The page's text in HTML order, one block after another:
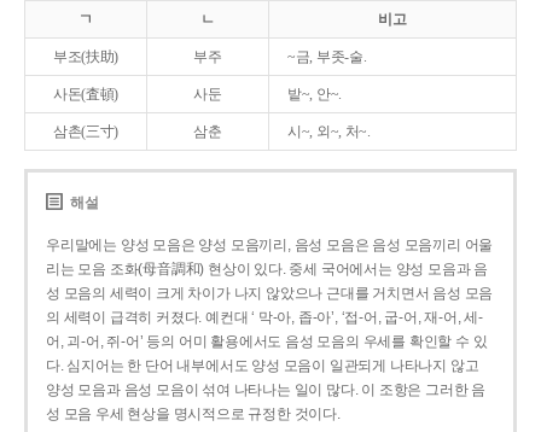
ㄱ ㄴ 비고
부조(扶助) 부주 ~금, 부좃-술.
사돈(査頓) 사둔 밭~, 안~.
삼촌(三寸) 삼춘 시~, 외~, 처~.
해설
우리말에는 양성 모음은 양성 모음끼리, 음성 모음은 음성 모음끼리 어울
리는 모음 조화(母音調和) 현상이 있다. 중세 국어에서는 양성 모음과 음
성 모음의 세력이 크게 차이가 나지 않았으나 근대를 거치면서 음성 모음
의 세력이 급격히 커졌다. 예컨대 ‘ 막-아, 좁-아’, ‘접-어, 굽-어, 재-어, 세-
어, 괴-어, 쥐-어’ 등의 어미 활용에서도 음성 모음의 우세를 확인할 수 있
다. 심지어는 한 단어 내부에서도 양성 모음이 일관되게 나타나지 않고
양성 모음과 음성 모음이 섞여 나타나는 일이 많다. 이 조항은 그러한 음
성 모음 우세 현상을 명시적으로 규정한 것이다.